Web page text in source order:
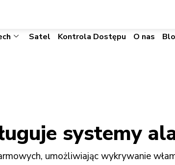
Satel Kontrola Dostępu O nas
systemy
umożliwiając wykrywanie